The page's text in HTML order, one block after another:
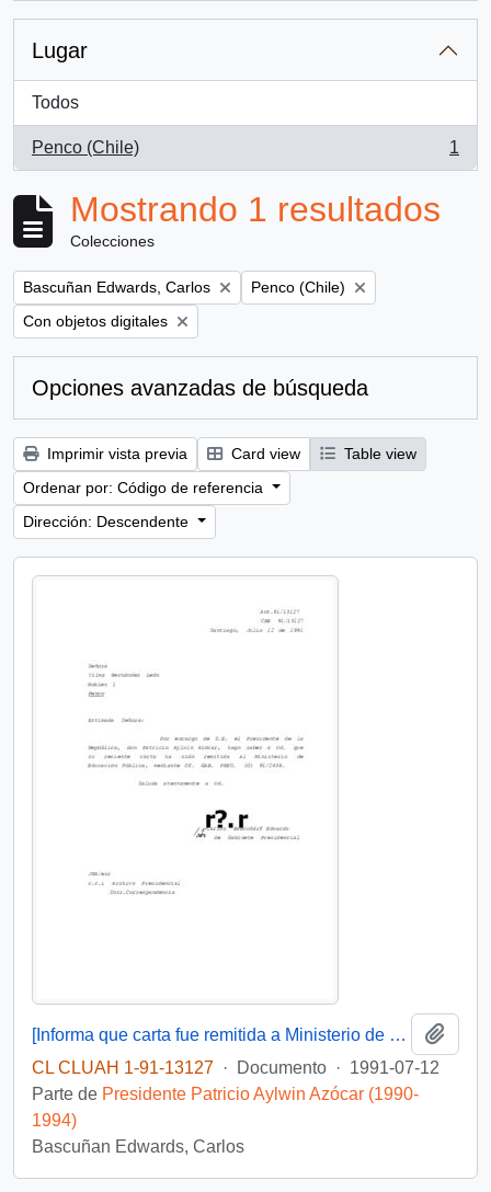
Lugar
Todos
Penco (Chile)
, 1 resultados
1
Mostrando 1 resultados
Colecciones
Remove filter:
Bascuñan Edwards, Carlos Remove filter:
Penco (Chile)
Remove filter:
Con objetos digitales
Opciones avanzadas de búsqueda
Imprimir vista previa Card view
Table view
Ordenar por: Código de referencia
Dirección: Descendente
[Informa que carta fue remitida a Ministerio de Educación Pública, mediante Of. GAB. PRES. (0) 91/2438]
CL CLUAH 1-91-13127 · Documento · 1991-07-12
Parte de Presidente Patricio Aylwin Azócar (1990-
1994)
Bascuñan Edwards, Carlos